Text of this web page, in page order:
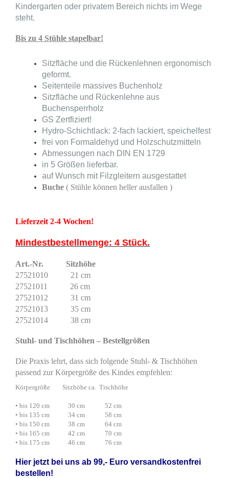
Kindergarten oder privatem Bereich nichts im Wege
steht.
Bis zu 4 Stühle stapelbar!
Sitzfläche und die Rückenlehnen ergonomisch
geformt.
Seitenteile massives Buchenholz
Sitzfläche und Rückenlehne aus
Buchensperrholz
GS Zertfiziert!
Hydro-Schichtlack: 2-fach lackiert, speichelfest
frei von Formaldehyd und Holzschutzmitteln
Abmessungen nach DIN EN 1729
in 5 Größen lieferbar.
auf Wunsch mit Filzgleitern ausgestattet
Buche ( Stühle können heller ausfallen )
Lieferzeit 2-4 Wochen!
Mindestbestellmenge: 4 Stück.
Art.-Nr. Sitzhöhe
27521010 21 cm
27521011 26 cm
27521012 31 cm
27521013 35 cm
27521014 38 cm
Stuhl- und Tischhöhen – Bestellgrößen
Die Praxis lehrt, dass sich folgende Stuhl- & Tischhöhen
passend zur Körpergröße des Kindes empfehlen:
Körpergröße Sitzhöhe ca. Tischhöhe
• bis 120 cm 30 cm 52 cm
• bis 135 cm 34 cm 58 cm
• bis 150 cm 38 cm 64 cm
• bis 165 cm 42 cm 70 cm
• bis 175 cm 46 cm 76 cm
Hier jetzt bei uns ab 99,- Euro versandkostenfrei
bestellen!